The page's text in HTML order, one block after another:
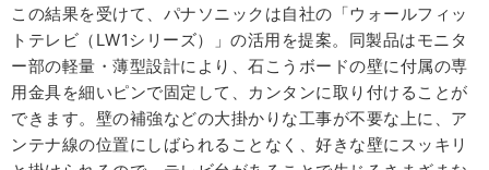
この結果を受けて、パナソニックは自社の「ウォールフィッ
トテレビ（LW1シリーズ）」の活用を提案。同製品はモニタ
ー部の軽量・薄型設計により、石こうボードの壁に付属の専
用金具を細いピンで固定して、カンタンに取り付けることが
できます。壁の補強などの大掛かりな工事が不要な上に、ア
ンテナ線の位置にしばられることなく、好きな壁にスッキリ